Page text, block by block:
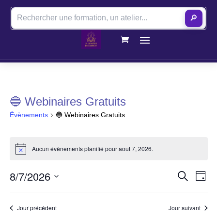
🔎
🔵 Webinaires Gratuits
Évènements 🔵 Webinaires Gratuits
for
7,
2026
Notice Aucun évènements planifié pour août 7, 2026.
de
Recherche
de
Jour
8/7/2026
date.Jour précédent Jour suivant